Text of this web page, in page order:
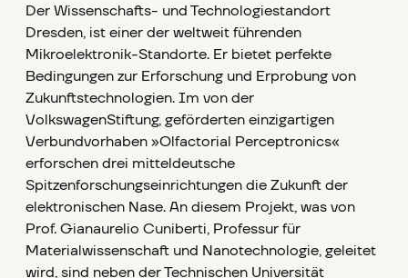
Der Wissenschafts- und Technologiestandort
Dresden, ist einer der weltweit führenden
Mikroelektronik-Standorte. Er bietet perfekte
Bedingungen zur Erforschung und Erprobung von
Zukunftstechnologien. Im von der
VolkswagenStiftung, geförderten einzigartigen
Verbundvorhaben »Olfactorial Perceptronics«
erforschen drei mitteldeutsche
Spitzenforschungseinrichtungen die Zukunft der
elektronischen Nase. An diesem Projekt, was von
Prof. Gianaurelio Cuniberti, Professur für
Materialwissenschaft und Nanotechnologie, geleitet
wird, sind neben der Technischen Universität